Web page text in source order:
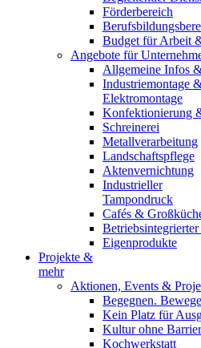
Förderbereich
Budget für Arbeit
Angebote für
Allgemeine Infos
Industriemontage
Elektromontage
Konfektionierung
Schreinerei
Metallverarbeitung
Landschaftspflege
Aktenvernichtung
Industrieller
Tampondruck
Cafés &
Eigenprodukte
Projekte &
mehr
Aktionen, Events &
Begegnen.
Kein Platz für
Kultur ohne
Kochwerkstatt